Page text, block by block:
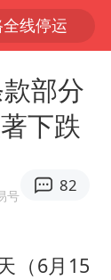
线停运
4.2平卫生间补漏注胶花1.55万
局被偷拍
利率
部分
下跌
号
82
（6月15